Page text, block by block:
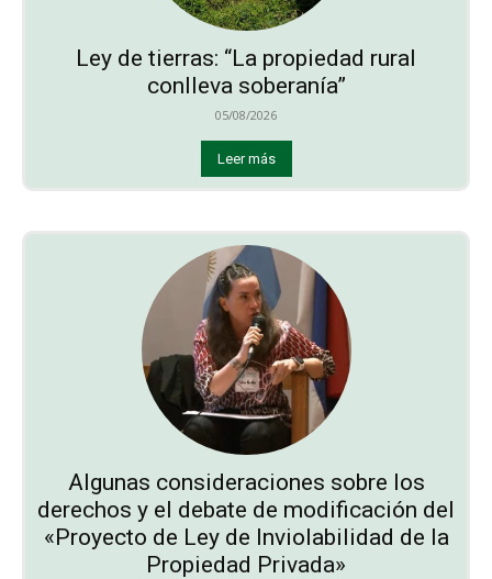
Ley de tierras: “La propiedad rural
conlleva soberanía”
05/08/2026
Leer más
Algunas consideraciones sobre los
derechos y el debate de modificación del
«Proyecto de Ley de Inviolabilidad de la
Propiedad Privada»